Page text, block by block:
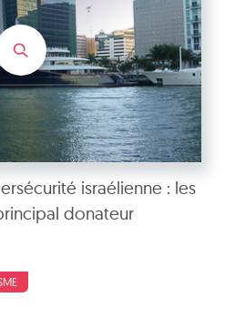
israélienne : les
donateur